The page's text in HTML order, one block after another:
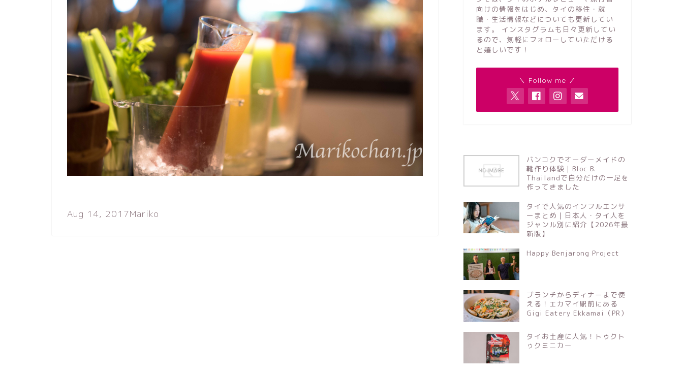
Aug 14, 2017Mariko
向けの情報をはじめ、タイの移住・就
職・生活情報などについても更新してい
ます。 インスタグラムも日々更新してい
るので、気軽にフォローしていただける
と嬉しいです！
＼ Follow me ／
バンコクでオーダーメイドの
靴作り体験｜Bloc B.
Thailandで自分だけの一足を
作ってきました
タイで人気のインフルエンサ
ーまとめ｜日本人・タイ人を
ジャンル別に紹介【2026年最
新版】
Happy Benjarong Project
ブランチからディナーまで使
える！エカマイ駅前にある
Gigi Eatery Ekkamai（PR）
タイお土産に人気！トゥクト
ゥクミニカー